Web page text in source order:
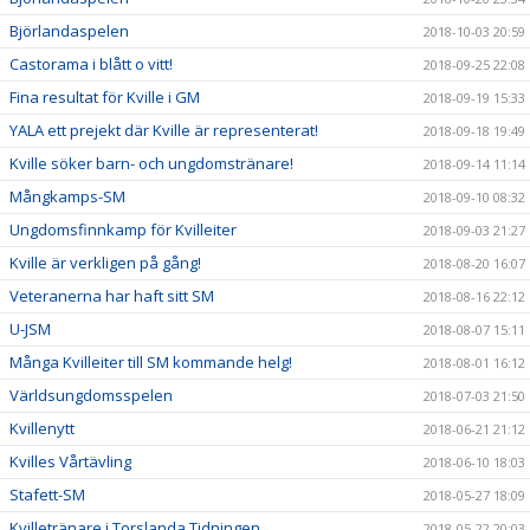
Björlandaspelen 2018-10-03 20:59
Castorama i blått o vitt! 2018-09-25 22:08
Fina resultat för Kville i GM 2018-09-19 15:33
YALA ett prejekt där Kville är representerat! 2018-09-18 19:49
Kville söker barn- och ungdomstränare! 2018-09-14 11:14
Mångkamps-SM 2018-09-10 08:32
Ungdomsfinnkamp för Kvilleiter 2018-09-03 21:27
Kville är verkligen på gång! 2018-08-20 16:07
Veteranerna har haft sitt SM 2018-08-16 22:12
U-JSM 2018-08-07 15:11
Många Kvilleiter till SM kommande helg! 2018-08-01 16:12
Världsungdomsspelen 2018-07-03 21:50
Kvillenytt 2018-06-21 21:12
Kvilles Vårtävling 2018-06-10 18:03
Stafett-SM 2018-05-27 18:09